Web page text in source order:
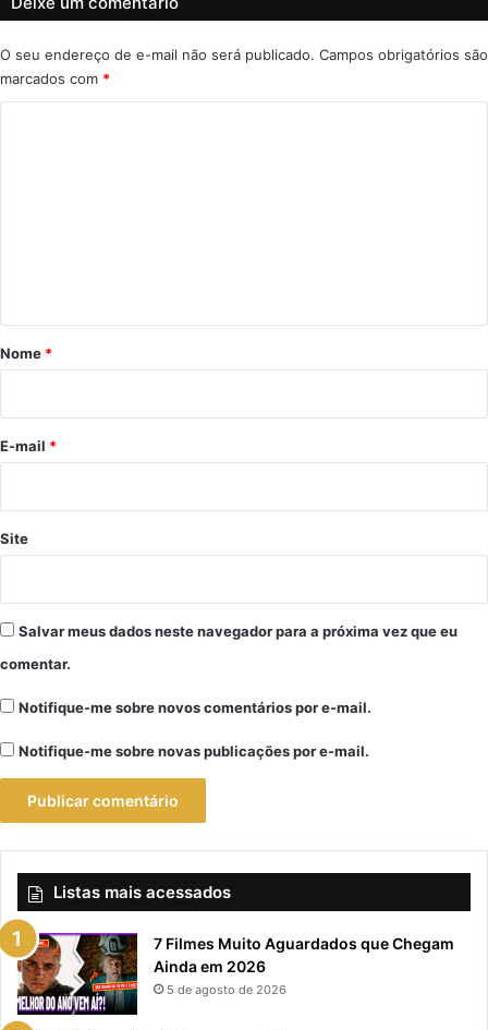
O seu endereço de e-mail não será publicado. Campos obrigatórios são
marcados com *
r
*
Nome *
E-mail *
Site
Salvar meus dados neste navegador para a próxima vez que eu
comentar.
Notifique-me sobre novos comentários por e-mail.
Notifique-me sobre novas publicações por e-mail.
Listas mais acessados
7 Filmes Muito Aguardados que Chegam
Ainda em 2026
5 de agosto de 2026